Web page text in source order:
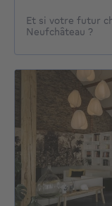
Et si votre futur
Neufchâteau ?